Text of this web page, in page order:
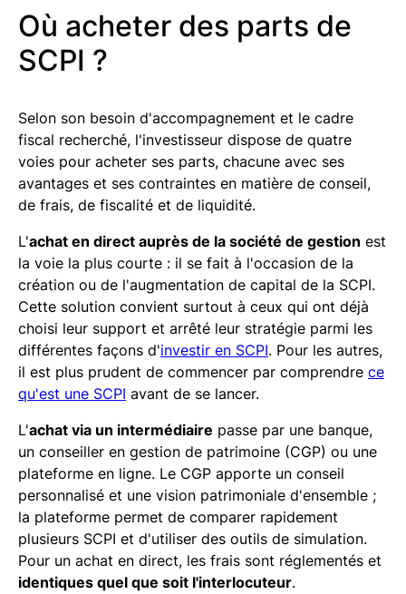
Où acheter des parts de
SCPI ?
Selon son besoin d'accompagnement et le cadre
fiscal recherché, l'investisseur dispose de quatre
voies pour acheter ses parts, chacune avec ses
avantages et ses contraintes en matière de conseil,
de frais, de fiscalité et de liquidité.
L'achat en direct auprès de la société de gestion est
la voie la plus courte : il se fait à l'occasion de la
création ou de l'augmentation de capital de la SCPI.
Cette solution convient surtout à ceux qui ont déjà
choisi leur support et arrêté leur stratégie parmi les
différentes façons d'investir en SCPI. Pour les autres,
il est plus prudent de commencer par comprendre ce
qu'est une SCPI avant de se lancer.
L'achat via un intermédiaire passe par une banque,
un conseiller en gestion de patrimoine (CGP) ou une
plateforme en ligne. Le CGP apporte un conseil
personnalisé et une vision patrimoniale d'ensemble ;
la plateforme permet de comparer rapidement
plusieurs SCPI et d'utiliser des outils de simulation.
Pour un achat en direct, les frais sont réglementés et
identiques quel que soit l'interlocuteur.